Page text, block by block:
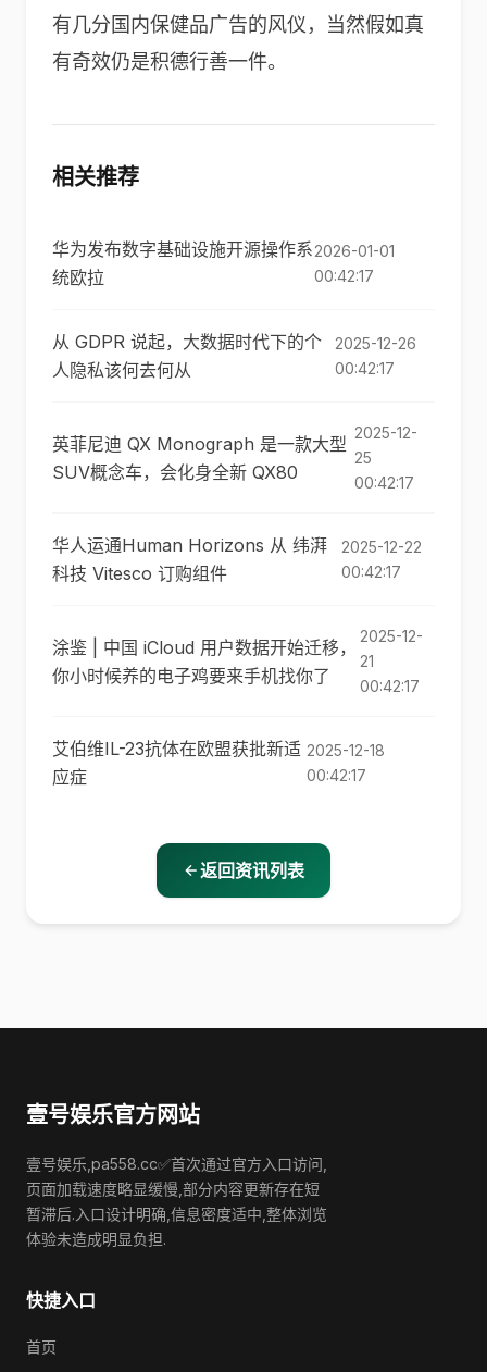
有几分国内保健品广告的风仪，当然假如真
有奇效仍是积德行善一件。
相关推荐
华为发布数字基础设施开源操作系
统欧拉
2026-01-01
00:42:17
从 GDPR 说起，大数据时代下的个
人隐私该何去何从
2025-12-26
00:42:17
英菲尼迪 QX Monograph 是一款大型
SUV概念车，会化身全新 QX80
2025-12-
25
00:42:17
华人运通Human Horizo​​ns 从 纬湃
科技 Vitesco 订购组件
2025-12-22
00:42:17
涂鉴 | 中国 iCloud 用户数据开始迁移，
你小时候养的电子鸡要来手机找你了
2025-12-
21
00:42:17
艾伯维IL-23抗体在欧盟获批新适
应症
2025-12-18
00:42:17
返回资讯列表
壹号娱乐官方网站
壹号娱乐,pa558.cc✅首次通过官方入口访问,
页面加载速度略显缓慢,部分内容更新存在短
暂滞后.入口设计明确,信息密度适中,整体浏览
体验未造成明显负担.
快捷入口
首页